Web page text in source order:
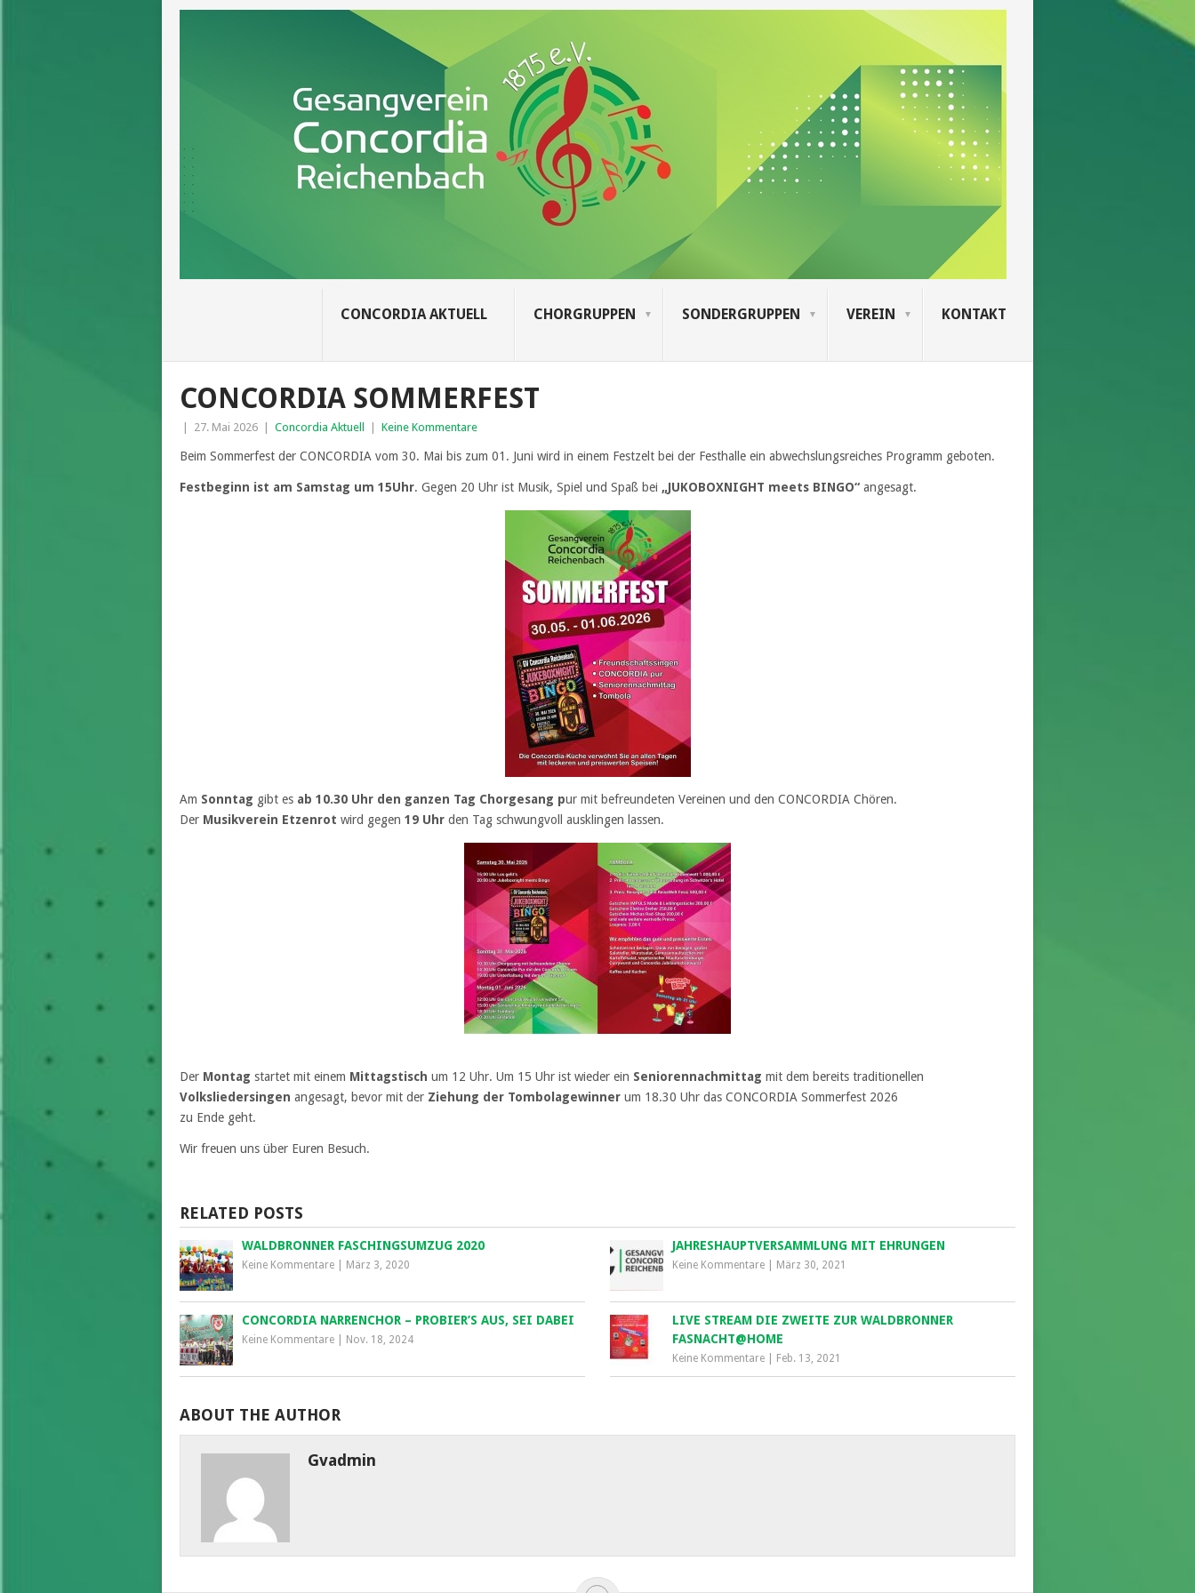
CONCORDIA AKTUELL CHORGRUPPEN SONDERGRUPPEN VEREIN KONTAKT
CONCORDIA SOMMERFEST
27. Mai 2026 Concordia Aktuell Keine Kommentare
Beim Sommerfest der CONCORDIA vom 30. Mai bis zum 01. Juni wird in einem Festzelt bei der Festhalle ein abwechslungsreiches Programm geboten.
Festbeginn ist am Samstag um 15Uhr. Gegen 20 Uhr ist Musik, Spiel und Spaß bei „JUKOBOXNIGHT meets BINGO“ angesagt.
Am Sonntag gibt es ab 10.30 Uhr den ganzen Tag Chorgesang pur mit befreundeten Vereinen und den CONCORDIA Chören.
Der Musikverein Etzenrot wird gegen 19 Uhr den Tag schwungvoll ausklingen lassen.
Der Montag startet mit einem Mittagstisch um 12 Uhr. Um 15 Uhr ist wieder ein Seniorennachmittag mit dem bereits traditionellen
Volksliedersingen angesagt, bevor mit der Ziehung der Tombolagewinner um 18.30 Uhr das CONCORDIA Sommerfest 2026
zu Ende geht.
Wir freuen uns über Euren Besuch.
RELATED POSTS
WALDBRONNER FASCHINGSUMZUG 2020
Keine Kommentare März 3, 2020
JAHRESHAUPTVERSAMMLUNG MIT EHRUNGEN
Keine Kommentare März 30, 2021
CONCORDIA NARRENCHOR – PROBIER’S AUS, SEI DABEI
Keine Kommentare Nov. 18, 2024
LIVE STREAM DIE ZWEITE ZUR WALDBRONNER
FASNACHT@HOME
Keine Kommentare Feb. 13, 2021
ABOUT THE AUTHOR
Gvadmin